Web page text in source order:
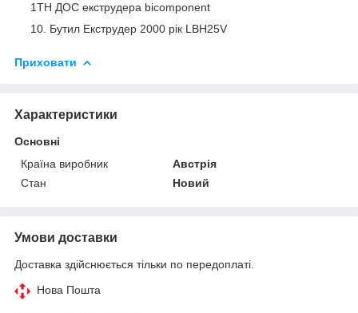
1TH ДОС екструдера bicomponent
Бутил Екструдер 2000 рік LBH25V
Приховати
Характеристики
Основні
Країна виробник
Австрія
Стан
Новий
Умови доставки
Доставка здійснюється тільки по передоплаті.
Нова Пошта